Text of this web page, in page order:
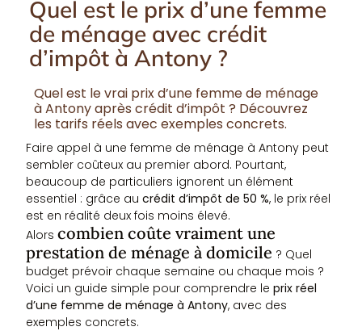
Quel est le prix d’une femme
de ménage avec crédit
d’impôt à Antony ?
Quel est le vrai prix d’une femme de ménage
à Antony après crédit d’impôt ? Découvrez
les tarifs réels avec exemples concrets.
Faire appel à une femme de ménage à Antony peut
sembler coûteux au premier abord. Pourtant,
beaucoup de particuliers ignorent un élément
essentiel : grâce aucrédit d’impôt de 50 %, le prix réel
est en réalité deux fois moins élevé.
Alorscombien coûte vraiment une
prestation de ménage à domicile ? Quel
budget prévoir chaque semaine ou chaque mois ?
Voici un guide simple pour comprendre leprix réel
d’une femme de ménage à Antony, avec des
exemples concrets.